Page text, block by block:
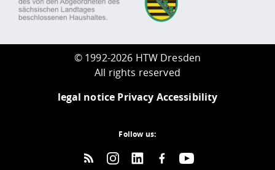
© 1992-2026 HTW Dresden
All rights reserved
legal notice Privacy Accessibility
Follow us: